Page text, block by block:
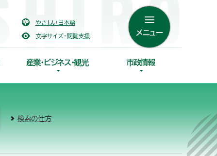
やさしい日本語
文字サイズ・閲覧支援 メニュー
産業・ビジネス・観光 市政情報
検索の仕方